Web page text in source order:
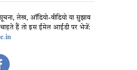
लेख, ऑडियो-वीडियो या सुझाव
हैं तो इस ईमेल आईडी पर भेजें: